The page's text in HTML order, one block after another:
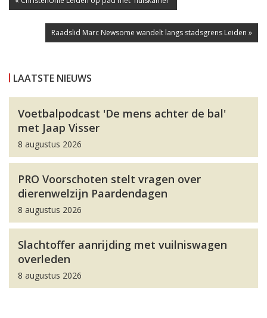
Raadslid Marc Newsome wandelt langs stadsgrens Leiden »
LAATSTE NIEUWS
Voetbalpodcast 'De mens achter de bal'
met Jaap Visser
8 augustus 2026
PRO Voorschoten stelt vragen over
dierenwelzijn Paardendagen
8 augustus 2026
Slachtoffer aanrijding met vuilniswagen
overleden
8 augustus 2026